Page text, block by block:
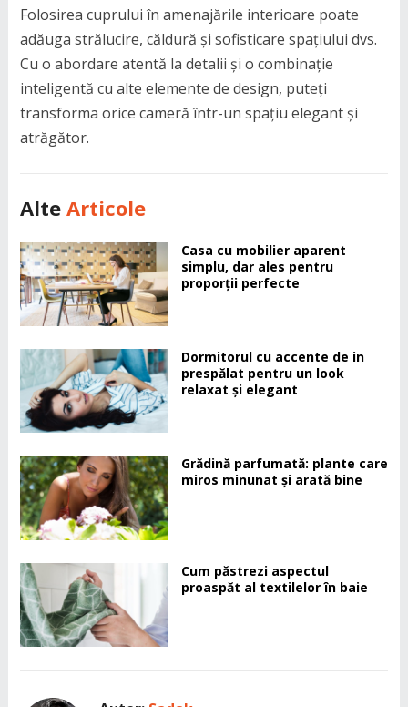
Folosirea cuprului în amenajările interioare poate
adăuga strălucire, căldură și sofisticare spațiului dvs.
Cu o abordare atentă la detalii și o combinație
inteligentă cu alte elemente de design, puteți
transforma orice cameră într-un spațiu elegant și
atrăgător.
Alte Articole
Casa cu mobilier aparent
simplu, dar ales pentru
proporții perfecte
Dormitorul cu accente de in
prespălat pentru un look
relaxat și elegant
Grădină parfumată: plante care
miros minunat și arată bine
Cum păstrezi aspectul
proaspăt al textilelor în baie